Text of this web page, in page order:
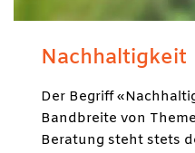
Nachhaltigkeit
Der Begriff
Bandbreite von
Beratung steht stets